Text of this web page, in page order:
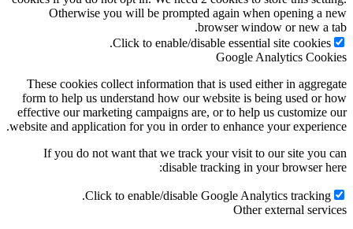
Otherwise you will be prompted again when
browser
Click to enable/disable essential
Google
These cookies collect information that is used
form to help us understand how our website is
effective our marketing campaigns are, or to help us
website and application for you in order to enhance
If you do not want that we track your visit to
disable tracking in your
Click to enable/disable Google
Other